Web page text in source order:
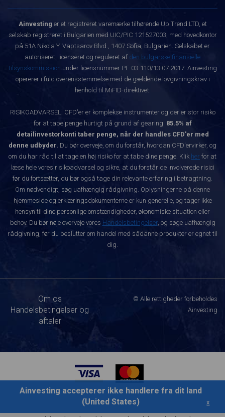
Ainvesting er et registreret varemærke tilhørende Up Trend LTD, et
selskab registreret i Bulgarien med UIC/PIC 121527003, med hovedkontor
på 51A Nikola Y. Vaptsarov Blvd., 1407 Sofia, Bulgarien. Selskabet er
autoriseret, licenseret og reguleret af den bulgarske finansielle
tilsynskommission under licensnummer РГ-03-110/13.07.2017. Ainvesting
opererer i fuld overensstemmelse med de gældende lovgivningskrav i
henhold til MiFID-direktivet.
RISIKOADVARSEL: CFD'er er komplekse instrumenter og der er stor risiko
for at tabe penge hurtigt på grund af gearing. 85.5% af
detailinvestorkonti taber penge, når der handles CFD'er med
denne udbyder. Du bør overveje, om du forstår, hvordan CFD'ervirker, og
om du har råd til at tage en høj risiko for at tabe dine penge. Klik her for at
læse hele vores risikoadvarsel og sikre, at du forstår de involverede risici
før du fortsætter, du bør også tage din relevante erfaring i betragtning.
Om nødvendigt, søg uafhængig rådgivning. Oplysningerne på denne
hjemmeside og erklæringsdokumenterne er kun generelle, og tager ikke
hensyn til dine personlige omstændigheder, økonomiske situation eller
behov. Du bør nøje overveje vores Handelsbetingelser, og søge uafhængig
rådgivning, før du beslutter om handel med sådanne produkter er egnet til
dig.
Om os
Handelsbetingelser og
aftaler
© Alle rettigheder forbeholdes
Ainvesting
Ainvesting accepterer ikke handlere fra dit land
(United States)
x